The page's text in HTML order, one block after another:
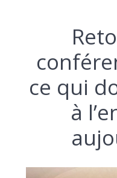
ce qui
à